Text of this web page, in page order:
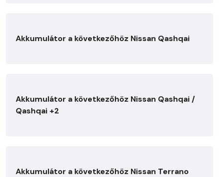
Akkumulátor a következőhöz Nissan Qashqai
Akkumulátor a következőhöz Nissan Qashqai /
Qashqai +2
Akkumulátor a következőhöz Nissan Terrano